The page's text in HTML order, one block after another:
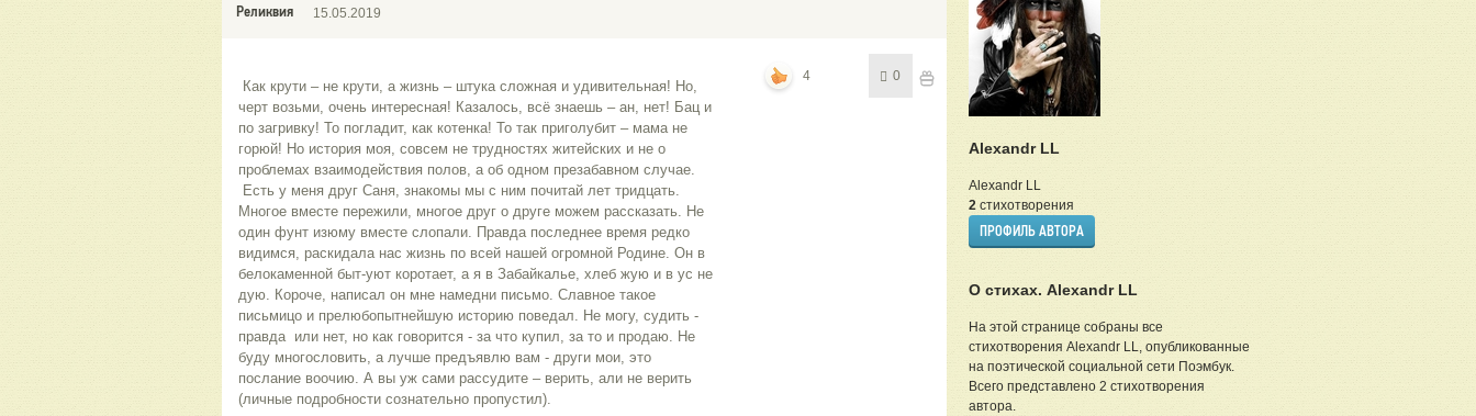
Реликвия 15.05.2019
черт возьми, очень интересная! Казалось, всё знаешь – ан, нет! Бац и
по загривку! То погладит, как котенка! То так приголубит – мама не
горюй! Но история моя, совсем не трудностях житейских и не о
проблемах взаимодействия полов, а об одном презабавном случае.
Многое вместе пережили, многое друг о друге можем рассказать. Не
один фунт изюму вместе слопали. Правда последнее время редко
видимся, раскидала нас жизнь по всей нашей огромной Родине. Он в
белокаменной быт-уют коротает, а я в Забайкалье, хлеб жую и в ус не
дую. Короче, написал он мне намедни письмо. Славное такое
письмицо и прелюбопытнейшую историю поведал. Не могу, судить -
правда  или нет, но как говорится - за что купил, за то и продаю. Не
буду многословить, а лучше предъявлю вам - други мои, это
послание воочию. А вы уж сами рассудите – верить, али не верить
(личные подробности сознательно пропустил).
4 0
Alexandr LL
Alexandr LL
2стихотворения
ПРОФИЛЬ АВТОРА
О стихах. Alexandr LL
На этой странице собраны все
стихотворения Alexandr LL, опубликованные
на поэтической социальной сети Поэмбук.
Всего представлено 2 стихотворения
автора.